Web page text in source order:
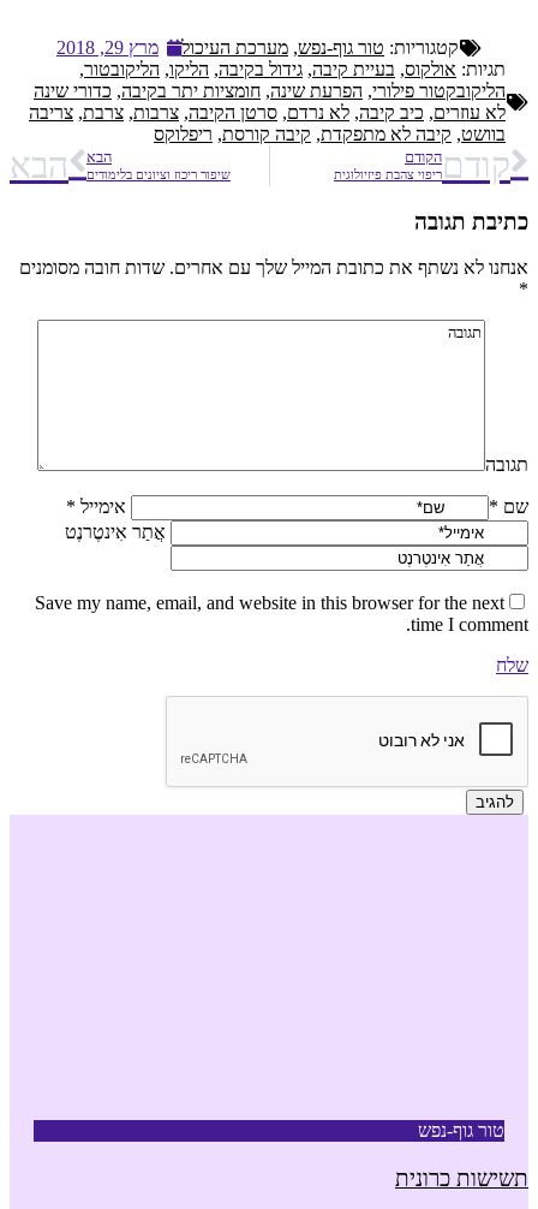
קטגוריות: טור גוף-נפש, מערכת העיכול
מרץ 29, 2018
תגיות: אולקוס, בעיית קיבה, גידול בקיבה, הליקו, הליקובטור,
הליקובקטור פילורי, הפרעת שינה, חומציות יתר בקיבה, כדורי שינה
לא עוזרים, כיב קיבה, לא נרדם, סרטן הקיבה, צרבות, צרבת, צריבה
בוושט, קיבה לא מתפקדת, קיבה קורסת, ריפלוקס
קודםהקודם
ריפוי צהבת פיזיולוגית
הבא
שיפור ריכוז וציונים בלימודים הבא
כתיבת תגובה
אנחנו לא נשתף את כתובת המייל שלך עם אחרים. שדות חובה מסומנים
*
תגובה
שם *
אימייל *
אֲתַר אִינטֶרנֶט
Save my name, email, and website in this browser for the next
time I comment.
שלח
טור גוף-נפש
תשישות כרונית